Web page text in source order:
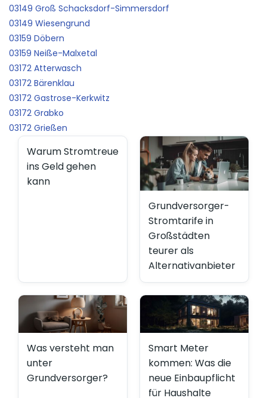
03149 Groß Schacksdorf-Simmersdorf
03149 Wiesengrund
03159 Döbern
03159 Neiße-Malxetal
03172 Atterwasch
03172 Bärenklau
03172 Gastrose-Kerkwitz
03172 Grabko
03172 Grießen
Warum Stromtreue
ins Geld gehen
kann
Grundversorger-
Stromtarife in
Großstädten
teurer als
Alternativanbieter
Was versteht man
unter
Grundversorger?
Smart Meter
kommen: Was die
neue Einbaupflicht
für Haushalte